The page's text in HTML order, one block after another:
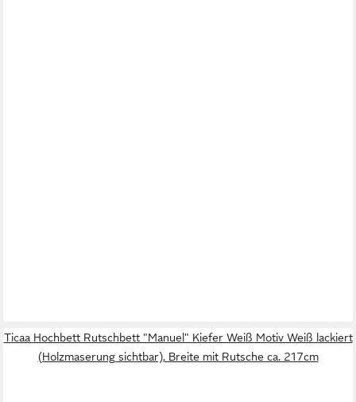
Ticaa Hochbett Rutschbett "Manuel" Kiefer Weiß Motiv Weiß lackiert
(Holzmaserung sichtbar), Breite mit Rutsche ca. 217cm